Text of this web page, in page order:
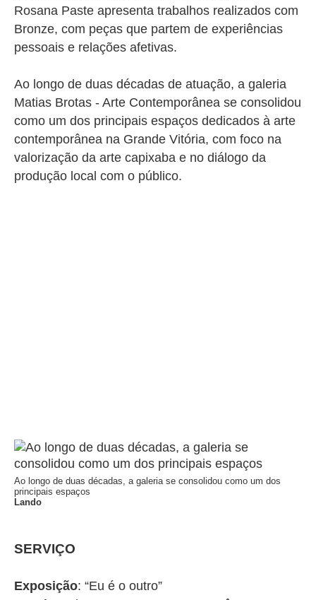
Rosana Paste apresenta trabalhos realizados com
Bronze, com peças que partem de experiências
pessoais e relações afetivas.
Ao longo de duas décadas de atuação, a galeria
Matias Brotas - Arte Contemporânea se consolidou
como um dos principais espaços dedicados à arte
contemporânea na Grande Vitória, com foco na
valorização da arte capixaba e no diálogo da
produção local com o público.
Ao longo de duas décadas, a galeria se consolidou como um dos
principais espaços
Lando
SERVIÇO
Exposição: “Eu é o outro”